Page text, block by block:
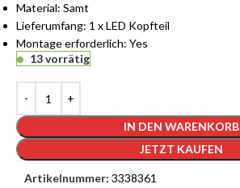
Material: Samt
Lieferumfang: 1 x LED Kopfteil
Montage erforderlich: Yes
13 vorrätig
IN DEN WARENKORB
JETZT KAUFEN
Artikelnummer: 3338361